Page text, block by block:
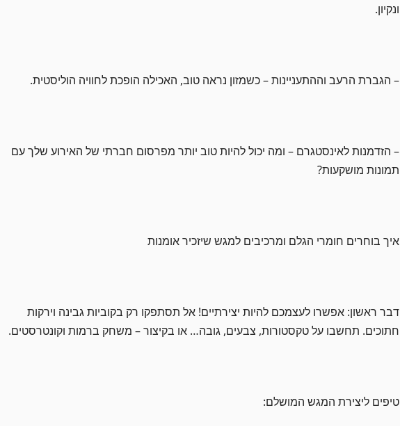
ונקיון.
– הגברת הרעב וההתעניינות – כשמזון נראה טוב, האכילה הופכת לחוויה הוליסטית.
– הזדמנות לאינסטגרם – ומה יכול להיות טוב יותר מפרסום חברתי של האירוע שלך עם
תמונות מושקעות?
איך בוחרים חומרי הגלם ומרכיבים למגש שיזכיר אומנות
דבר ראשון: אפשרו לעצמכם להיות יצירתיים! אל תסתפקו רק בקוביות גבינה וירקות
חתוכים. תחשבו על טקסטורות, צבעים, גובה… או בקיצור – משחק ברמות וקונטרסטים.
טיפים ליצירת המגש המושלם: